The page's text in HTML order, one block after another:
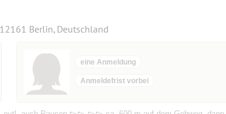
12161 Berlin, Deutschland
eine Anmeldung
Anmeldefrist vorbei